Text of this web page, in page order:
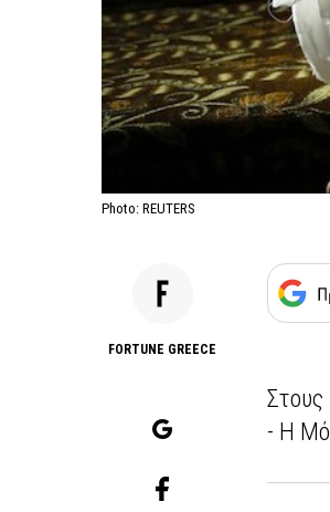
Photo: REUTERS
FORTUNE GREECE
Στους
- Η